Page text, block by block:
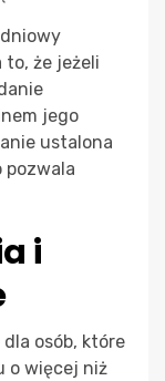
to, że jeżeli
jego
ustalona
pozwala
i
osób, które
o więcej niż